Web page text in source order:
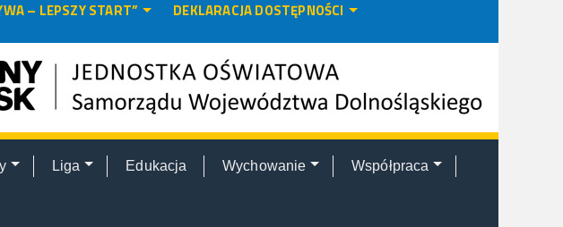
– LEPSZY START”
DEKLARACJA DOSTĘPNOŚCI
Liga Edukacja Wychowanie Współpraca